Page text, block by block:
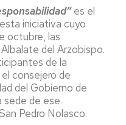
es el
iniciativa cuyo
octubre, las
del Arzobispo.
de la
consejero de
del Gobierno de
sede de ese
Pedro Nolasco.